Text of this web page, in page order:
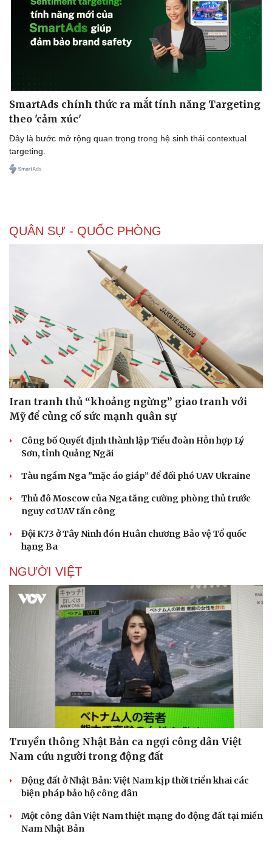
Sức khỏe
Dinh dưỡng - món ngon
Cây thuốc
Sản phụ khoa
Nhi khoa
Nam khoa
Làm đẹp - giảm cân
Ăn sạch sống khỏe
Đời sống
Nhà đẹp
Blog
Tình yêu - Gia đình
SmartAds chính thức ra mắt tính năng Targeting
theo 'cảm xúc'
Đây là bước mở rộng quan trọng trong hệ sinh thái contextual
targeting.
QUÂN SỰ - QUỐC PHÒNG
Iran tranh thủ “khoảng ngừng” giao tranh với
Mỹ để củng cố sức mạnh quân sự
Công bố Quyết định thành lập Tiểu đoàn Hỗn hợp Lý
Sơn, tỉnh Quảng Ngãi
Tàu ngầm Nga "mặc áo giáp” để đối phó UAV Ukraine
Thủ đô Moscow của Nga tăng cường phòng thủ trước
nguy cơ UAV tấn công
Đội K73 ở Tây Ninh đón Huân chương Bảo vệ Tổ quốc
hạng Ba
NGƯỜI VIỆT
Truyền thông Nhật Bản ca ngợi công dân Việt
Nam cứu người trong động đất
Động đất ở Nhật Bản: Việt Nam kịp thời triển khai các
biện pháp bảo hộ công dân
Một công dân Việt Nam thiệt mạng do động đất tại miền
Nam Nhật Bản